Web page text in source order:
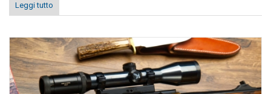
Leggi tutto